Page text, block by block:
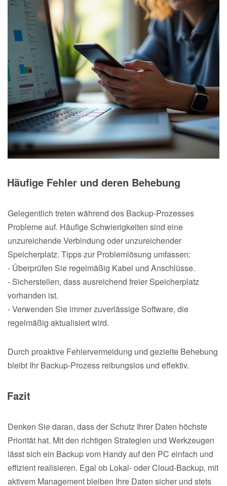
Häufige Fehler und deren Behebung
Gelegentlich treten während des Backup-Prozesses
Probleme auf. Häufige Schwierigkeiten sind eine
unzureichende Verbindung oder unzureichender
Speicherplatz. Tipps zur Problemlösung umfassen:
- Überprüfen Sie regelmäßig Kabel und Anschlüsse.
- Sicherstellen, dass ausreichend freier Speicherplatz
vorhanden ist.
- Verwenden Sie immer zuverlässige Software, die
regelmäßig aktualisiert wird.
Durch proaktive Fehlervermeidung und gezielte Behebung
bleibt Ihr Backup-Prozess reibungslos und effektiv.
Fazit
Denken Sie daran, dass der Schutz Ihrer Daten höchste
Priorität hat. Mit den richtigen Strategien und Werkzeugen
lässt sich ein Backup vom Handy auf den PC einfach und
effizient realisieren. Egal ob Lokal- oder Cloud-Backup, mit
aktivem Management bleiben Ihre Daten sicher und stets